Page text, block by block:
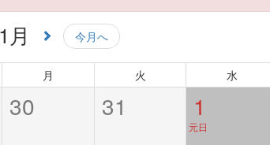
1月 今月へ
月 火 水
30 31 1
元日